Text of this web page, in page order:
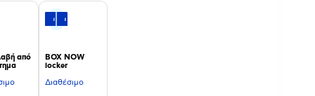
από
BOX NOW
locker
Διαθέσιμο